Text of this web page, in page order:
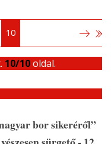
10
10/10oldal.
bor sikeréről”